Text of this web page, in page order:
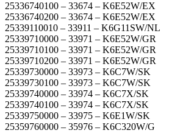
25336740100 – 33674 – K6E52W/EX
25336740200 – 33674 – K6E52W/EX
25339110010 – 33911 – K6G11SW/NL
25339710000 – 33971 – K6E52W/GR
25339710100 – 33971 – K6E52W/GR
25339710200 – 33971 – K6E52W/GR
25339730000 – 33973 – K6C7W/SK
25339730100 – 33973 – K6C7W/SK
25339740000 – 33974 – K6C7X/SK
25339740100 – 33974 – K6C7X/SK
25339750000 – 33975 – K6E1W/SK
25359760000 – 35976 – K6C320W/G